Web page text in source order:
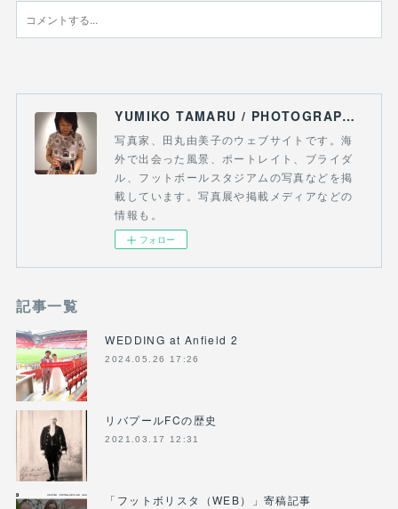
YUMIKO TAMARU / PHOTOGRAPHY & FOOTBALL
写真家、田丸由美子のウェブサイトです。海
外で出会った風景、ポートレイト、ブライダ
ル、フットボールスタジアムの写真などを掲
載しています。写真展や掲載メディアなどの
情報も。
フォロー
記事一覧
WEDDING at Anfield 2
2024.05.26 17:26
リバプールFCの歴史
2021.03.17 12:31
「フットボリスタ（WEB）」寄稿記事